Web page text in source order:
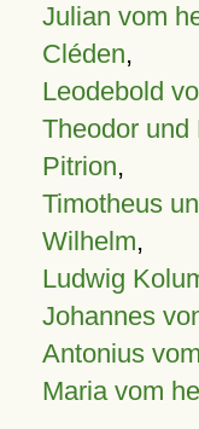
Julian vom
Cléden,
Leodebold
Theodor und
Pitrion,
Timotheus
Wilhelm,
Ludwig
Johannes
Antonius
Maria vom